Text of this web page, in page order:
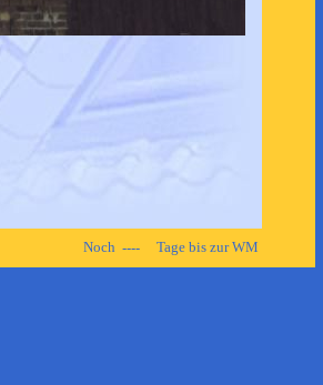
Noch Tage bis zur WM